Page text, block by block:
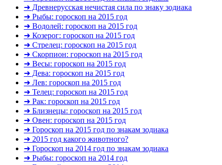
➜ Древнерусская нечистая сила по знаку зодиака
➜ Рыбы: гороскоп на 2015 год
➜ Водолей: гороскоп на 2015 год
➜ Козерог: гороскоп на 2015 год
➜ Стрелец: гороскоп на 2015 год
➜ Скорпион: гороскоп на 2015 год
➜ Весы: гороскоп на 2015 год
➜ Дева: гороскоп на 2015 год
➜ Лев: гороскоп на 2015 год
➜ Телец: гороскоп на 2015 год
➜ Рак: гороскоп на 2015 год
➜ Близнецы: гороскоп на 2015 год
➜ Овен: гороскоп на 2015 год
➜ Гороскоп на 2015 год по знакам зодиака
➜ 2015 год какого животного?
➜ Гороскоп на 2014 год по знакам зодиака
➜ Рыбы: гороскоп на 2014 год